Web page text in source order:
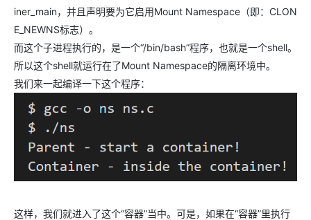
iner_main，并且声明要为它启用Mount Namespace（即：CLON
E_NEWNS标志）。
而这个子进程执行的，是一个“/bin/bash”程序，也就是一个shell。
所以这个shell就运行在了Mount Namespace的隔离环境中。
我们来一起编译一下这个程序：
这样，我们就进入了这个“容器”当中。可是，如果在“容器”里执行